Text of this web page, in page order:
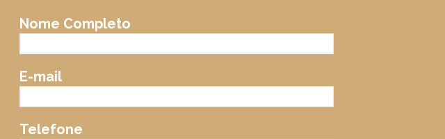
Nome Completo
E-mail
Telefone